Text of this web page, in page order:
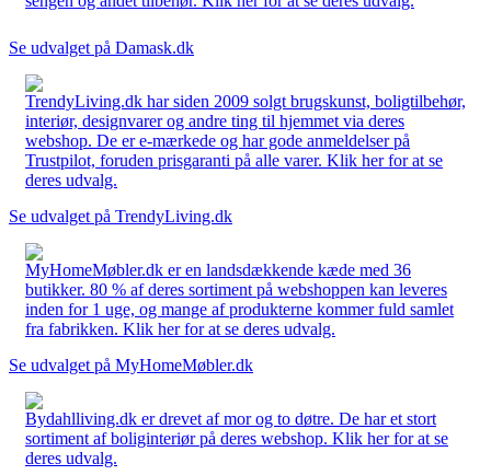
Se udvalget på Damask.dk
TrendyLiving.dk har siden 2009 solgt brugskunst, boligtilbehør,
interiør, designvarer og andre ting til hjemmet via deres
webshop. De er e-mærkede og har gode anmeldelser på
Trustpilot, foruden prisgaranti på alle varer. Klik her for at se
deres udvalg.
Se udvalget på TrendyLiving.dk
MyHomeMøbler.dk er en landsdækkende kæde med 36
butikker. 80 % af deres sortiment på webshoppen kan leveres
inden for 1 uge, og mange af produkterne kommer fuld samlet
fra fabrikken. Klik her for at se deres udvalg.
Se udvalget på MyHomeMøbler.dk
Bydahlliving.dk er drevet af mor og to døtre. De har et stort
sortiment af boliginteriør på deres webshop. Klik her for at se
deres udvalg.